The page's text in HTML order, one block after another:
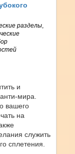
разделы,
и
мира.
вашего
на
служить
сплетения.